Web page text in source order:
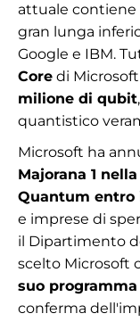
attuale contiene
gran lunga
Google e IBM.
Core di
milione di qubit
quantistico
Microsoft ha
Majorana 1
Quantum entro
e imprese di
il Dipartimento
scelto Microsoft
suo
conferma